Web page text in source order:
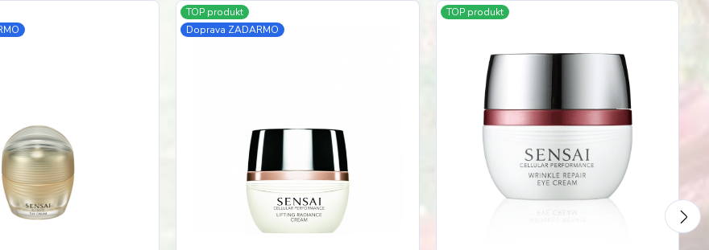
TOP produkt
Doprava ZADARMO
TOP produkt